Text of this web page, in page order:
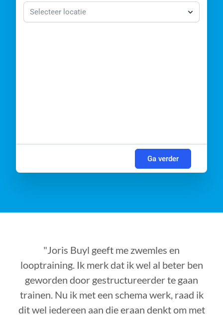
Selecteer locatie
Ga verder
"Joris Buyl geeft me zwemles en
looptraining. Ik merk dat ik wel al beter ben
geworden door gestructureerder te gaan
trainen. Nu ik met een schema werk, raad ik
dit wel iedereen aan die eraan denkt om met